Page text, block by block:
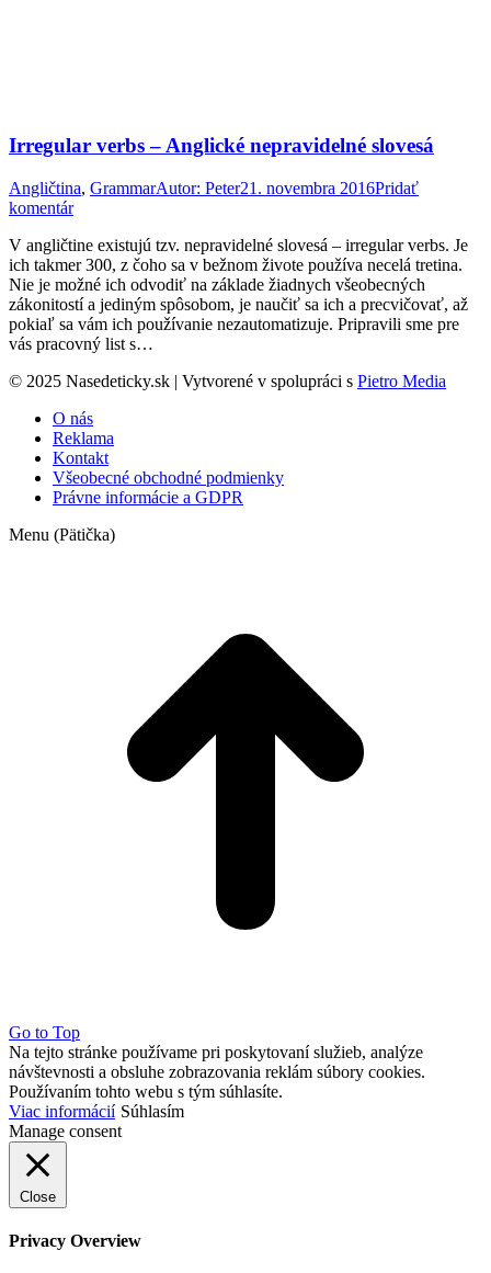
Irregular verbs – Anglické nepravidelné slovesá
Angličtina, GrammarAutor: Peter21. novembra 2016Pridať
komentár
V angličtine existujú tzv. nepravidelné slovesá – irregular verbs. Je
ich takmer 300, z čoho sa v bežnom živote používa necelá tretina.
Nie je možné ich odvodiť na základe žiadnych všeobecných
zákonitostí a jediným spôsobom, je naučiť sa ich a precvičovať, až
pokiaľ sa vám ich používanie nezautomatizuje. Pripravili sme pre
vás pracovný list s…
© 2025 Nasedeticky.sk | Vytvorené v spolupráci s Pietro Media
O nás
Reklama
Kontakt
Všeobecné obchodné podmienky
Právne informácie a GDPR
Menu (Pätička)
Go to Top
Na tejto stránke používame pri poskytovaní služieb, analýze
návštevnosti a obsluhe zobrazovania reklám súbory cookies.
Používaním tohto webu s tým súhlasíte.
Viac informácií Súhlasím
Manage consent
Close
Privacy Overview